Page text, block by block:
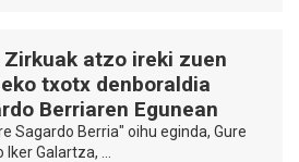
Zirkuak atzo ireki zuen
txotx denboraldia
Berriaren Egunean
Sagardo Berria" oihu eginda, Gure
Iker Galartza, …